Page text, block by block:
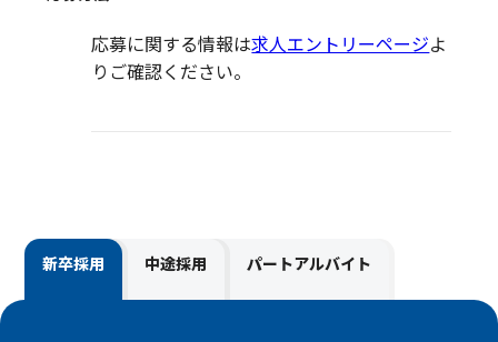
応募に関する情報は求人エントリーページよ
りご確認ください。
新卒採用 中途採用 パートアルバイト